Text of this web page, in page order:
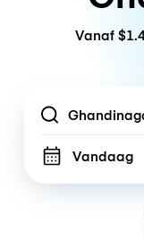
Vanaf
Location
Vandaag